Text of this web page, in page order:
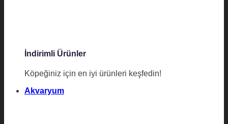
İndirimli Ürünler
Köpeğiniz için en iyi ürünleri keşfedin!
Akvaryum